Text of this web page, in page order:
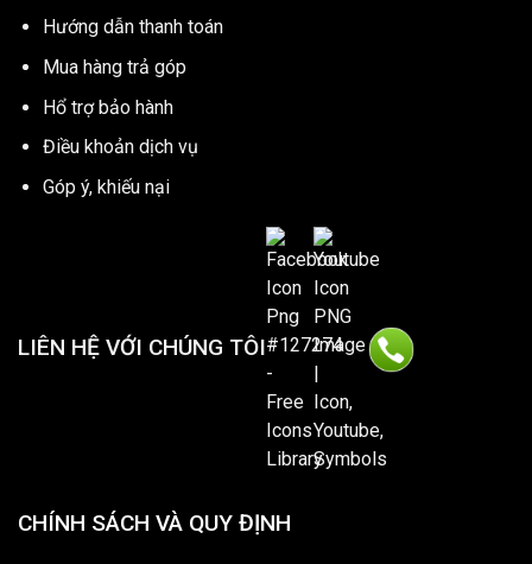
Hướng dẫn thanh toán
Mua hàng trả góp
Hổ trợ bảo hành
Điều khoản dịch vụ
Góp ý, khiếu nại
LIÊN HỆ VỚI CHÚNG TÔI
CHÍNH SÁCH VÀ QUY ĐỊNH